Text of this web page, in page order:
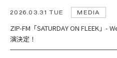
HOME
2026.03.31 TUE MEDIA
ZIP-FM「SATURDAY ON FLEEK」-
演決定！